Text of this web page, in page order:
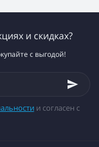
и скидках?
с выгодой!
и согласен с